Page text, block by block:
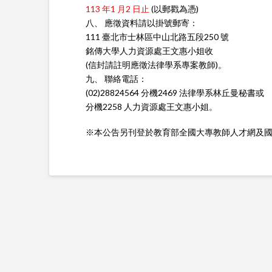
113 年1 月2 日止 (以郵戳為憑)
八、 應徵資料請以掛號郵寄：
111 臺北市士林區中山北路五段250 號
銘傳大學人力資源處王文惠小姐收
(信封請註明應徵法律學系專案教師)。
九、 聯絡電話：
(02)28824564 分機2469 法律學系林丘曼秘書或
分機2258 人力資源處王文惠小姐。
※本公告另刊登於教育部全國大專教師人才網及